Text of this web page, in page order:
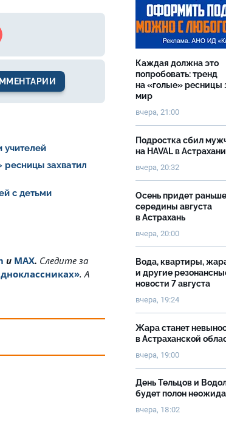
учителей
захватил
с детьми
и MAX. Cледите за
. А
Каждая должна это
попробовать: тренд
на «голые» ресницы
мир
вчера, 21:00
Подростка сбил
на HAVAL в Астрахани
вчера, 20:32
Осень придет раньше
середины августа
в Астрахань
вчера, 20:00
Вода, квартиры,
и другие
новости 7 августа
вчера, 19:24
Жара станет
в Астраханской
вчера, 19:00
День Тельцов и
будет полон
вчера, 18:02